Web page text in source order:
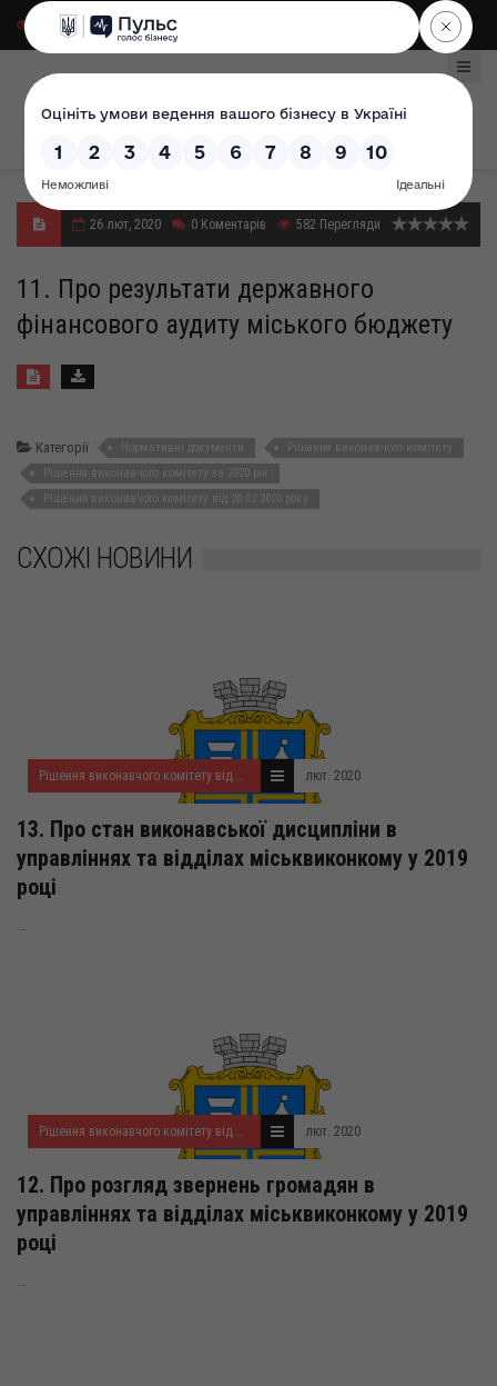
Для слабозорих|
26 лют, 2020 0 Коментарів 582 Перегляди
11. Про результати державного
фінансового аудиту міського бюджету
Категорії Нормативні документи
Рішення виконавчого комітету
Рішення виконавчого комітету за 2020 рік
Рішення виконавчого комітету від 20.02.2020 року
СХОЖІ НОВИНИ
Рішення виконавчого комітету від 20.02.2020 року лют. 2020
13. Про стан виконавської дисципліни в
управліннях та відділах міськвиконкому у 2019
році
Рішення виконавчого комітету від 20.02.2020 року лют. 2020
12. Про розгляд звернень громадян в
управліннях та відділах міськвиконкому у 2019
році